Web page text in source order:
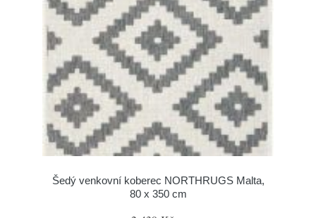
Šedý venkovní koberec NORTHRUGS Malta,
80 x 350 cm